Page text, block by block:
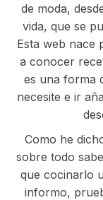
de moda,
vida, que se
Esta web nace
a conocer
es una forma
necesite e ir
Como he
sobre todo
que cocinarlo
informo,